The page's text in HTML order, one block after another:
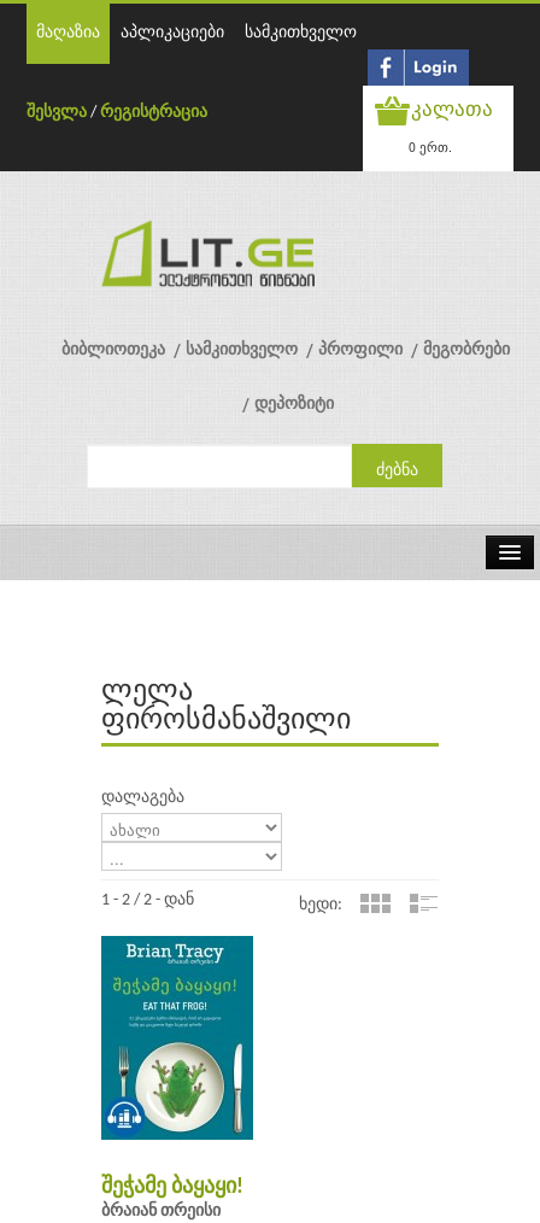
მაღაზია აპლიკაციები სამკითხველო
შესვლა /რეგისტრაცია კალათა
0 ერთ.
ბიბლიოთეკა სამკითხველო პროფილი მეგობრები
დეპოზიტი
ავტორები
გამომცემლობები
ლელა
ფიროსმანაშვილი
დალაგება
1 - 2 / 2 - დან ხედი:
შეჭამე ბაყაყი!
ბრაიან თრეისი